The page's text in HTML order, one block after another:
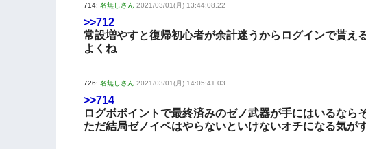
714: 名無しさん 2021/03/01(月) 13:44:08.22
>>712
常設増やすと復帰初心者が余計迷うからログインで貰え
よくね
726: 名無しさん 2021/03/01(月) 14:05:41.03
>>714
ログボポイントで最終済みのゼノ武器が手にはいるなら
ただ結局ゼノイベはやらないといけないオチになる気が